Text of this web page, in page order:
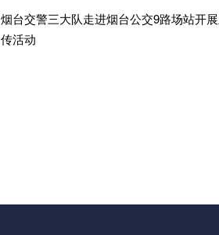
烟台交警三大队走进烟台公交9路场站开
传活动